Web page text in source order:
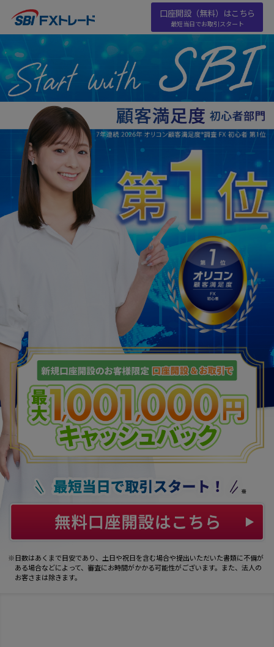
口座開設（無料）はこちら
最短当日でお取引スタート
日数はあくまで目安であり、土日や祝日を含む場合や提出いただいた書類に不備が
ある場合などによって、審査にお時間がかかる可能性がございます。また、法人の
お客さまは除きます。